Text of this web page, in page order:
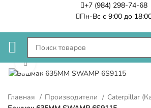
+7 (984) 298-74-68
Пн-Вс с 9:00 до
Нажмите, чтобы увеличить
Главная Производители
Caterpillar